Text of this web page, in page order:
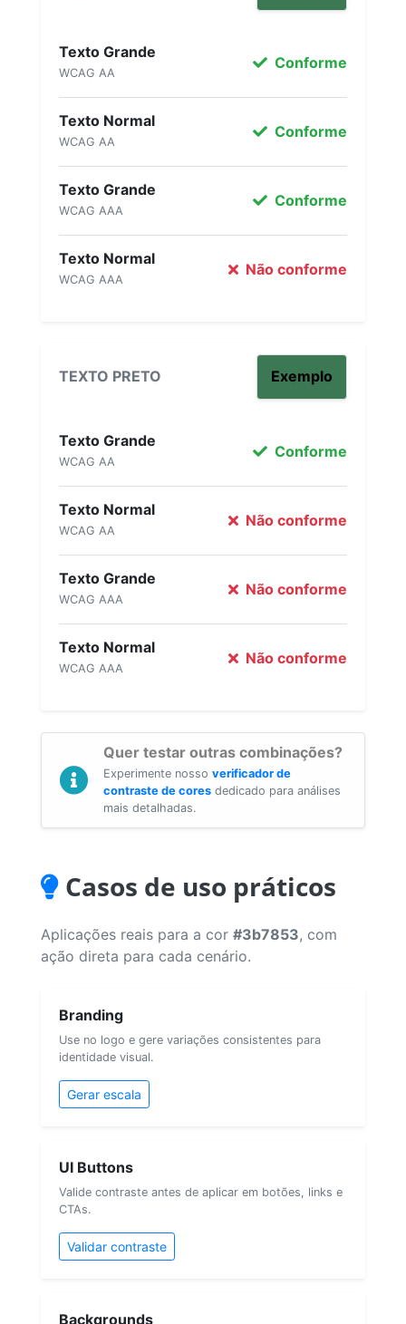
Texto Grande
WCAG AA
Conforme
Texto Normal
WCAG AA
Conforme
Texto Grande
WCAG AAA
Conforme
Texto Normal
WCAG AAA
Não conforme
TEXTO PRETO Exemplo
Texto Grande
WCAG AA
Conforme
Texto Normal
WCAG AA
Não conforme
Texto Grande
WCAG AAA
Não conforme
Texto Normal
WCAG AAA
Não conforme
Quer testar outras combinações?
Experimente nosso verificador de
contraste de cores dedicado para análises
mais detalhadas.
Casos de uso práticos
Aplicações reais para a cor #3b7853, com
ação direta para cada cenário.
Branding
Use no logo e gere variações consistentes para
identidade visual.
Gerar escala
UI Buttons
Valide contraste antes de aplicar em botões, links e
CTAs.
Validar contraste
Backgrounds